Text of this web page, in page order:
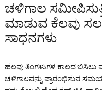
ಚಳಿಗಾಲ
ಮಾಡುವ ಕೆಲವು
ಸಾಧನಗಳು
ಹಲವು ತಿಂಗಳುಗಳ ಕಾಲದ
ಚಳಿಗಾಲವನ್ನು ಪ್ರಾರಂಭಿಸುವ